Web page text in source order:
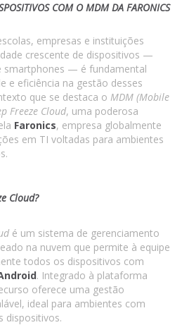
COM O MDM DA FARONICS
empresas e instituições
crescente de dispositivos —
smartphones — é fundamental
e eficiência na gestão desses
que se destaca o MDM (Mobile
Freeze Cloud, uma poderosa
Faronics, empresa globalmente
em TI voltadas para ambientes
Cloud?
é um sistema de gerenciamento
na nuvem que permite à equipe
todos os dispositivos com
. Integrado à plataforma
oferece uma gestão
ideal para ambientes com
dispositivos.